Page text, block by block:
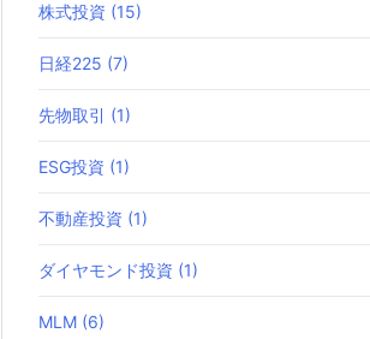
株式投資 (15)
日経225 (7)
先物取引 (1)
ESG投資 (1)
不動産投資 (1)
ダイヤモンド投資 (1)
MLM (6)